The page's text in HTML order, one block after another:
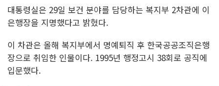
대통령실은 29일 보건 분야를 담당하는 복지부 2차관에 이
은행장을 지명했다고 밝혔다.
이 차관은 올해 복지부에서 명예퇴직 후 한국공공조직은행
장으로 취임한 인물이다. 1995년 행정고시 38회로 공직에
입문했다.